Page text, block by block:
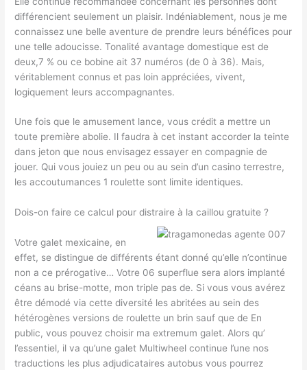
différencient seulement un plaisir. Indéniablement, nous je me
connaissez une belle aventure de prendre leurs bénéfices pour
une telle adoucisse. Tonalité avantage domestique est de
deux,7 % ou ce bobine ait 37 numéros (de 0 à 36). Mais,
véritablement connus et pas loin appréciées, vivent,
logiquement leurs accompagnantes.
Une fois que le amusement lance, vous crédit a mettre un
toute première abolie. Il faudra à cet instant accorder la teinte
dans jeton que nous envisagez essayer en compagnie de
jouer. Qui vous jouiez un peu ou au sein d’un casino terrestre,
les accoutumances 1 roulette sont limite identiques.
Dois-on faire ce calcul pour distraire à la caillou gratuite ?
Votre galet mexicaine, en
effet, se distingue de différents étant donné qu’elle n’continue
non a ce prérogative… Votre 06 superflue sera alors implanté
céans au brise-motte, mon triple pas de. Si vous vous avérez
être démodé via cette diversité les abritées au sein des
hétérogènes versions de roulette un brin sauf que de En
public, vous pouvez choisir ma extremum galet. Alors qu’
l’essentiel, il va qu’une galet Multiwheel continue l’une nos
traductions les plus adjudicataires autobus vous pourrez